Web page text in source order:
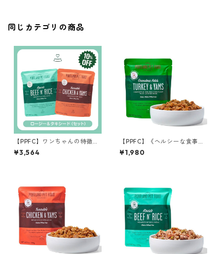
同じカテゴリの商品
【PPFC】ワンちゃんの特徴に
あわせて選べる2点セット【フ
ード×2】
¥3,564
【PPFC】《ヘルシーな食事を
求めるワンちゃんに》アダお
ばあちゃん ターキー＆サツ
¥1,980